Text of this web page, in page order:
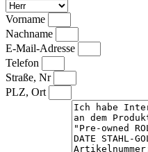
Vorname
Nachname
E-Mail-Adresse
Telefon
Straße, Nr
PLZ, Ort